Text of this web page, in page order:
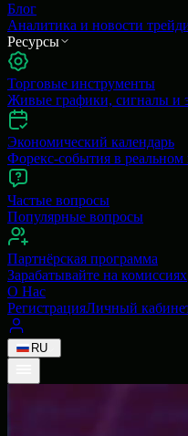
Блог
Аналитика и новости
Ресурсы
Торговые инструменты
Живые графики, сигналы и
Экономический календарь
Форекс-события в реальном
Частые вопросы
Популярные вопросы
Партнёрская программа
Зарабатывайте на комиссиях
О Нас
РегистрацияЛичный
RU